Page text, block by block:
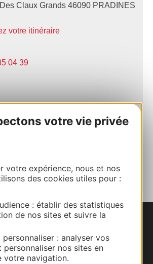
votre vie privée
votre expérience, nous et nos
des cookies utiles pour :
: établir des statistiques
de nos sites et suivre la
personnaliser : analyser vos
personnaliser nos sites en
votre navigation.
Claux Grands 46090 PRADINES
votre itinéraire
04 39